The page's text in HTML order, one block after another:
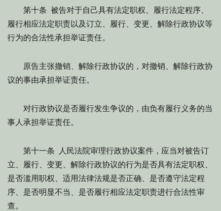
第十条 被告对于自己具有法定职权、履行法定程序、
履行相应法定职责以及订立、履行、变更、解除行政协议等
行为的合法性承担举证责任。
原告主张撤销、解除行政协议的，对撤销、解除行政协
议的事由承担举证责任。
对行政协议是否履行发生争议的，由负有履行义务的当
事人承担举证责任。
第十一条 人民法院审理行政协议案件，应当对被告订
立、履行、变更、解除行政协议的行为是否具有法定职权、
是否滥用职权、适用法律法规是否正确、是否遵守法定程
序、是否明显不当、是否履行相应法定职责进行合法性审
查。